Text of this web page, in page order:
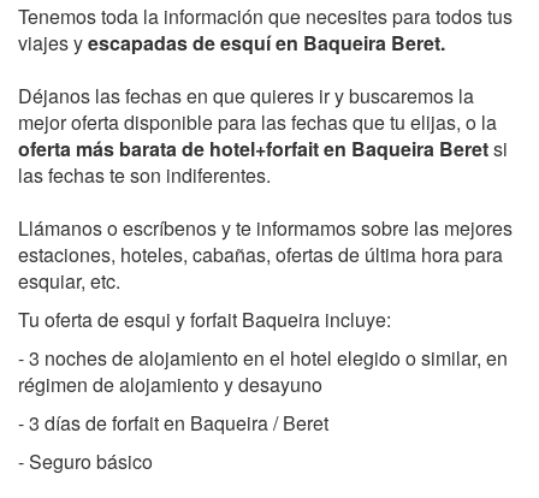
Tenemos toda la información que necesites para todos tus
viajes yescapadas de esquí en Baqueira Beret.
Déjanos las fechas en que quieres ir y buscaremos la
mejor oferta disponible para las fechas que tu elijas, o la
oferta más barata de hotel+forfait en Baqueira Beretsi
las fechas te son indiferentes.
Llámanos o escríbenos y te informamos sobre las mejores
estaciones, hoteles, cabañas, ofertas de última hora para
esquiar, etc.
Tu oferta de esqui y forfait Baqueira incluye:
- 3 noches de alojamiento en el hotel elegido o similar, en
régimen de alojamiento y desayuno
- 3 días de forfait en Baqueira / Beret
- Seguro básico